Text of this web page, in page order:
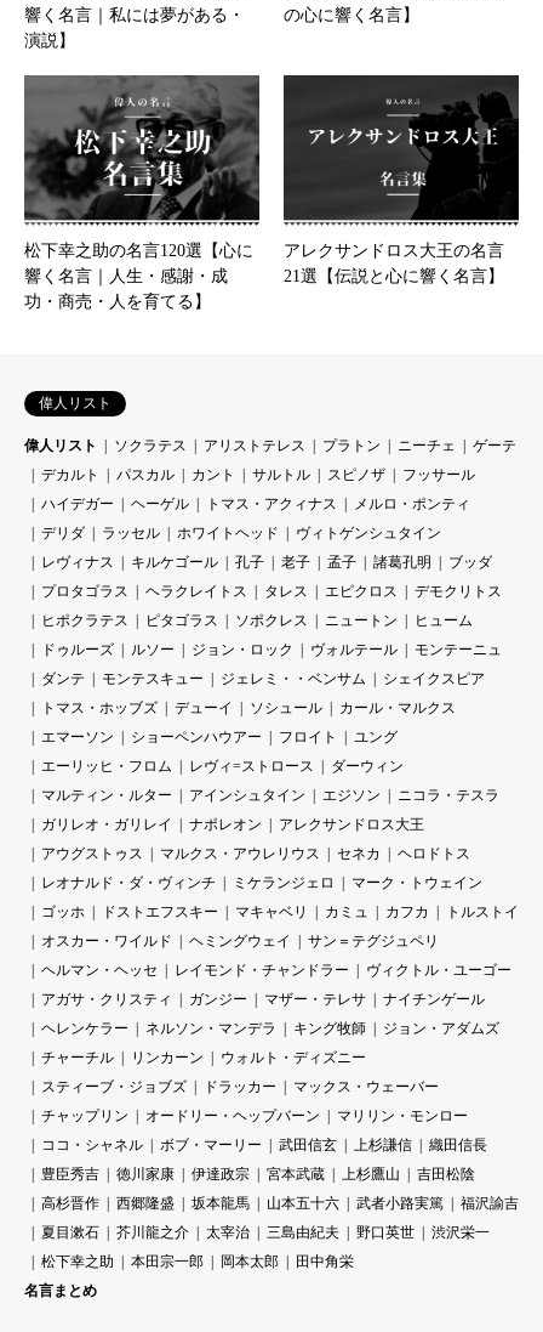
響く名言｜私には夢がある・
演説】
の心に響く名言】
松下幸之助の名言120選【心に
響く名言｜人生・感謝・成
功・商売・人を育てる】
アレクサンドロス大王の名言
21選【伝説と心に響く名言】
偉人リスト
偉人リスト ソクラテス アリストテレス プラトン ニーチェ
ゲーテ
デカルト
パスカル カント サルトル スピノザ
フッサール
ハイデガー
ヘーゲル トマス・アクィナス
メルロ・ポンティ
デリダ
ラッセル ホワイトヘッド
ヴィトゲンシュタイン
レヴィナス
キルケゴール 孔子 老子 孟子 諸葛孔明
ブッダ
プロタゴラス
ヘラクレイトス タレス エピクロス
デモクリトス
ヒポクラテス
ピタゴラス ソポクレス ニュートン
ヒューム
ドゥルーズ
ルソー ジョン・ロック ヴォルテール
モンテーニュ
ダンテ
モンテスキュー ジェレミ・・ベンサム
シェイクスピア
トマス・ホッブズ
デューイ ソシュール
カール・マルクス
エマーソン
ショーペンハウアー フロイト
ユング
エーリッヒ・フロム
レヴィ=ストロース
ダーウィン
マルティン・ルター
アインシュタイン エジソン
ニコラ・テスラ
ガリレオ・ガリレイ
ナポレオン
アレクサンドロス大王
アウグストゥス
マルクス・アウレリウス セネカ
ヘロドトス
レオナルド・ダ・ヴィンチ
ミケランジェロ
マーク・トウェイン
ゴッホ
ドストエフスキー マキャベリ カミュ カフカ
トルストイ
オスカー・ワイルド
ヘミングウェイ
サン＝テグジュペリ
ヘルマン・ヘッセ
レイモンド・チャンドラー
ヴィクトル・ユーゴー
アガサ・クリスティ
ガンジー マザー・テレサ
ナイチンゲール
ヘレンケラー
ネルソン・マンデラ キング牧師
ジョン・アダムズ
チャーチル
リンカーン
ウォルト・ディズニー
スティーブ・ジョブズ
ドラッカー
マックス・ウェーバー
チャップリン
オードリー・ヘップバーン
マリリン・モンロー
ココ・シャネル
ボブ・マーリー 武田信玄 上杉謙信
織田信長
豊臣秀吉
徳川家康 伊達政宗 宮本武蔵 上杉鷹山
吉田松陰
高杉晋作
西郷隆盛 坂本龍馬 山本五十六 武者小路実篤
福沢諭吉
夏目漱石
芥川龍之介 太宰治 三島由紀夫 野口英世
渋沢栄一
松下幸之助
本田宗一郎 岡本太郎
田中角栄
名言まとめ